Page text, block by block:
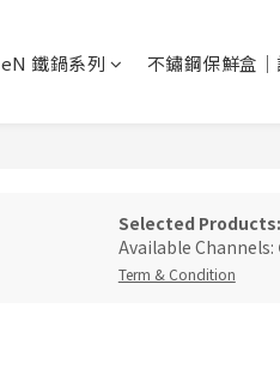
eN 鐵鍋系列 不鏽鋼保鮮盒
Selected
Available Channels:
Term & Condition